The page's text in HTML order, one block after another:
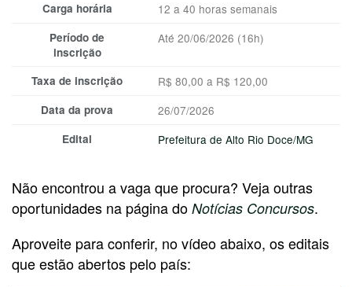
Carga horária 12 a 40 horas semanais
Período de
inscrição
Até 20/06/2026 (16h)
Taxa de inscrição R$ 80,00 a R$ 120,00
Data da prova 26/07/2026
Edital Prefeitura de Alto Rio Doce/MG
Não encontrou a vaga que procura? Veja outras
oportunidades na página do Notícias Concursos.
Aproveite para conferir, no vídeo abaixo, os editais
que estão abertos pelo país: